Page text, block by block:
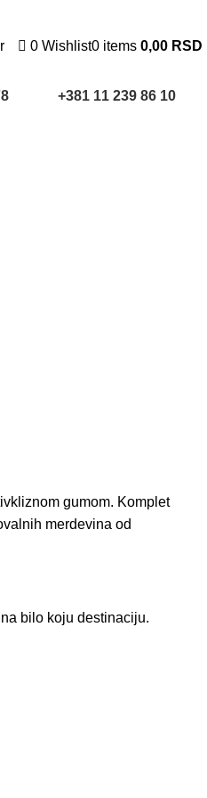
0 Wishlist0 items 0,00 RSD
+381 11 239 86 10
gumom. Komplet
merdevina od
bilo koju destinaciju.